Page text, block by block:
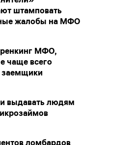
штамповать
жалобы на МФО
МФО,
чаще всего
выдавать людям
ломбардов